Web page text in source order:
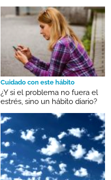
Cuidado con este hábito
¿Y si el problema no fuera el
estrés, sino un hábito diario?